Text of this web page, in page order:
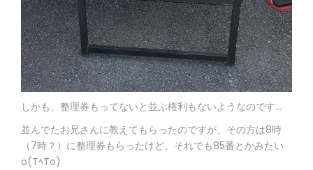
しかも、整理券もってないと並ぶ権利もないようなのです…
並んでたお兄さんに教えてもらったのですが、その方は8時
（7時？）に整理券もらったけど、それでも85番とかみたい
o(TﾍTo)